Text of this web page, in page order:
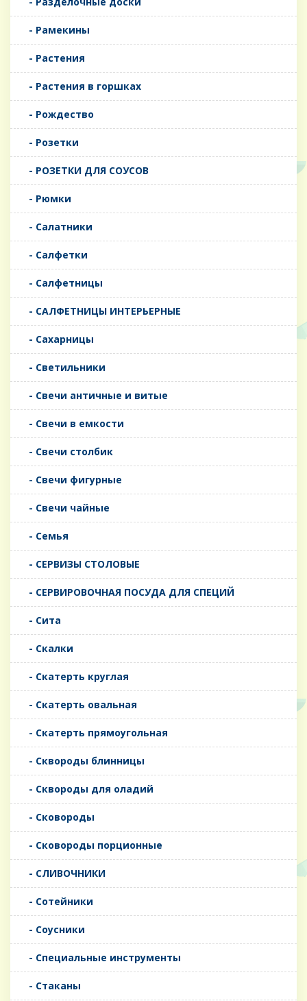
- Рамекины
- Растения
- Растения в горшках
- Рождество
- Розетки
- РОЗЕТКИ ДЛЯ СОУСОВ
- Рюмки
- Салатники
- Салфетки
- Салфетницы
- САЛФЕТНИЦЫ ИНТЕРЬЕРНЫЕ
- Сахарницы
- Светильники
- Свечи античные и витые
- Свечи в емкости
- Свечи столбик
- Свечи фигурные
- Свечи чайные
- Семья
- СЕРВИЗЫ СТОЛОВЫЕ
- СЕРВИРОВОЧНАЯ ПОСУДА ДЛЯ СПЕЦИЙ
- Сита
- Скалки
- Скатерть круглая
- Скатерть овальная
- Скатерть прямоугольная
- Сквороды блинницы
- Сквороды для оладий
- Сковороды
- Сковороды порционные
- СЛИВОЧНИКИ
- Сотейники
- Соусники
- Специальные инструменты
- Стаканы